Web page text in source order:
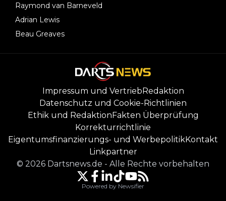
Raymond van Barneveld
Adrian Lewis
Beau Greaves
Impressum und VertriebRedaktion
Datenschutz und Cookie-Richtlinien
Ethik und RedaktionFakten Überprüfung
Korrekturrichtlinie
Eigentumsfinanzierungs- und WerbepolitikKontakt
Linkpartner
© 2026 Dartsnews.de - Alle Rechte vorbehalten
Powered by Newsifier